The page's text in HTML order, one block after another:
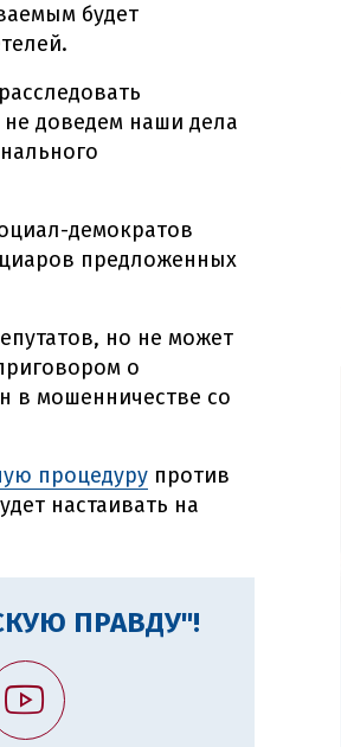
будет
доведем наши дела
демократов
предложенных
но не может
о
в мошенничестве со
процедуру против
настаивать на
ПРАВДУ"!